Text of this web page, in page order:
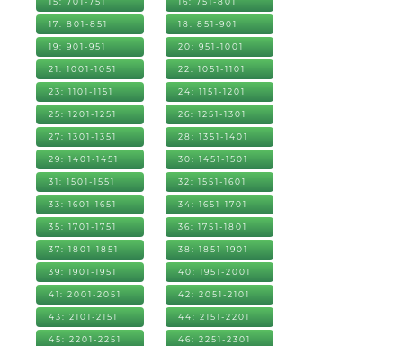
17: 801-851 18: 851-901
19: 901-951 20: 951-1001
21: 1001-1051 22: 1051-1101
23: 1101-1151 24: 1151-1201
25: 1201-1251 26: 1251-1301
27: 1301-1351 28: 1351-1401
29: 1401-1451 30: 1451-1501
31: 1501-1551 32: 1551-1601
33: 1601-1651 34: 1651-1701
35: 1701-1751 36: 1751-1801
37: 1801-1851 38: 1851-1901
39: 1901-1951 40: 1951-2001
41: 2001-2051 42: 2051-2101
43: 2101-2151 44: 2151-2201
45: 2201-2251 46: 2251-2301